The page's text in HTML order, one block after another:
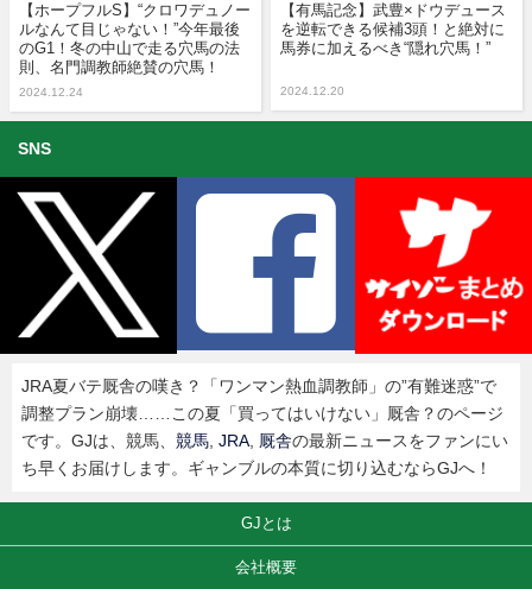
【ホープフルS】“クロワデュノー
ルなんて目じゃない！”今年最後
のG1！冬の中山で走る穴馬の法
則、名門調教師絶賛の穴馬！
2024.12.24
【有馬記念】武豊×ドウデュース
を逆転できる候補3頭！と絶対に
馬券に加えるべき“隠れ穴馬！”
2024.12.20
SNS
JRA夏バテ厩舎の嘆き？「ワンマン熱血調教師」の”有難迷惑”で
調整プラン崩壊……この夏「買ってはいけない」厩舎？のページ
です。GJは、競馬、 競馬, JRA, 厩舎の最新ニュースをファンにい
ち早くお届けします。ギャンブルの本質に切り込むならGJへ！
GJとは
会社概要